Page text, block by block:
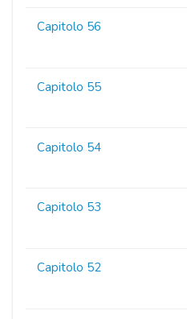
Capitolo 56
Capitolo 55
Capitolo 54
Capitolo 53
Capitolo 52